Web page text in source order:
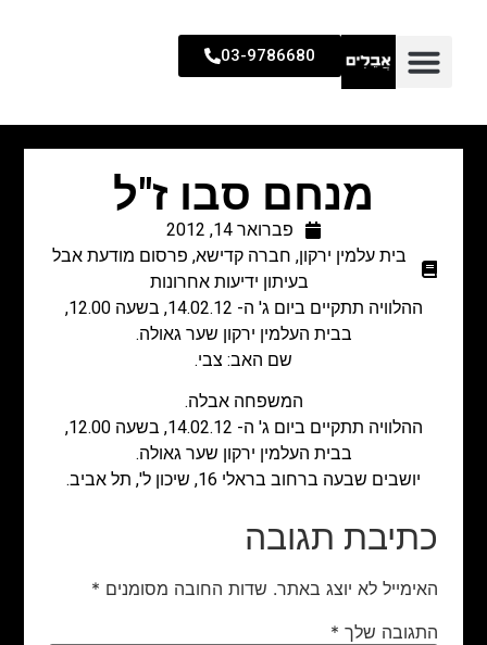
03-9786680
מנחם סבו ז"ל
פברואר 14, 2012
בית עלמין ירקון, חברה קדישא, פרסום מודעת אבל
בעיתון ידיעות אחרונות
ההלוויה תתקיים ביום ג' ה- 14.02.12, בשעה 12.00,
בבית העלמין ירקון שער גאולה.
שם האב: צבי.
המשפחה אבלה.
ההלוויה תתקיים ביום ג' ה- 14.02.12, בשעה 12.00,
בבית העלמין ירקון שער גאולה.
יושבים שבעה ברחוב בראלי 16, שיכון ל', תל אביב.
כתיבת תגובה
האימייל לא יוצג באתר. שדות החובה מסומנים *
התגובה שלך *